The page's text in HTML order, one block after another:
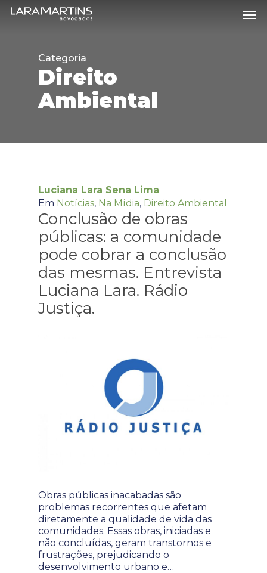
Skip
main
Categoria
Direito
Ambiental
Luciana Lara Sena Lima
Em Notícias, Na Mídia, Direito Ambiental
Conclusão de obras
públicas: a comunidade
pode cobrar a conclusão
das mesmas. Entrevista
Luciana Lara. Rádio
Justiça.
Obras públicas inacabadas são
problemas recorrentes que afetam
diretamente a qualidade de vida das
comunidades. Essas obras, iniciadas e
não concluídas, geram transtornos e
frustrações, prejudicando o
desenvolvimento urbano e…